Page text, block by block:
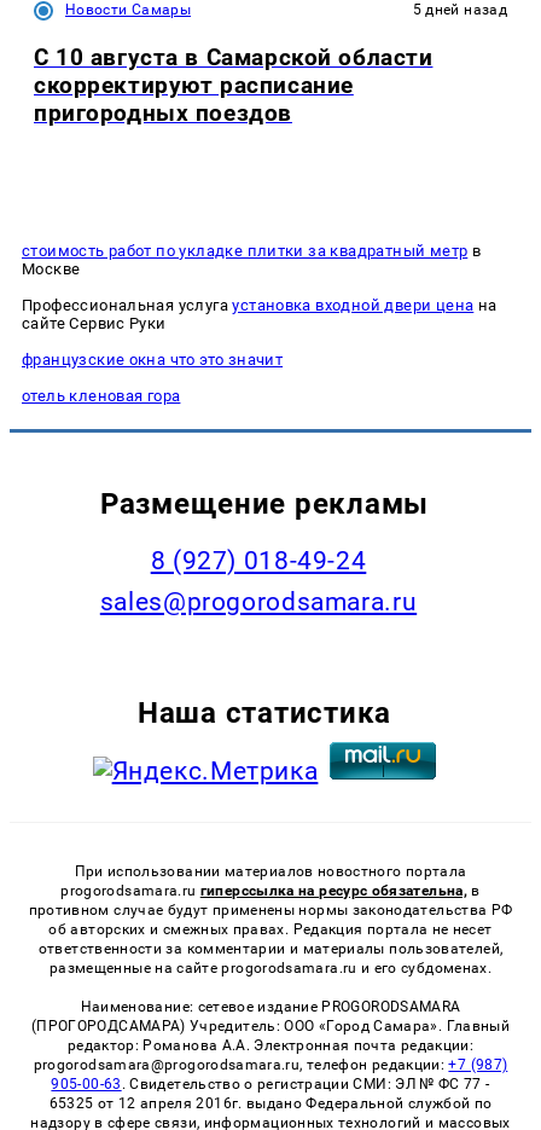
Новости Самары 5 дней назад
С 10 августа в Самарской области
скорректируют расписание
пригородных поездов
стоимость работ по укладке плитки за квадратный метр в
Москве
Профессиональная услугаустановка входной двери цена на
сайте Сервис Руки
французские окна что это значит
отель кленовая гора
Размещение рекламы
8 (927) 018-49-24
sales@progorodsamara.ru
Наша статистика
При использовании материалов новостного портала
progorodsamara.ru гиперссылка на ресурс обязательна, в
противном случае будут применены нормы законодательства РФ
об авторских и смежных правах. Редакция портала не несет
ответственности за комментарии и материалы пользователей,
размещенные на сайте progorodsamara.ru и его субдоменах.
Наименование: сетевое издание PROGORODSAMARA
(ПРОГОРОДСАМАРА) Учредитель: ООО «Город Самара». Главный
редактор: Романова А.А. Электронная почта редакции:
progorodsamara@progorodsamara.ru, телефон редакции:+7 (987)
905-00-63 . Свидетельство о регистрации СМИ: ЭЛ № ФС 77 -
65325 от 12 апреля 2016г. выдано Федеральной службой по
надзору в сфере связи, информационных технологий и массовых